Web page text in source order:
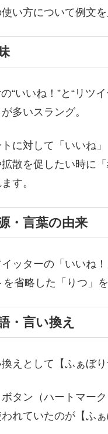
い方について例文
“いいね！”と“リ
多いスラング。
に対して「いいね
散を促したい時に
す。
・言葉の由来
イッターの「いいね
を省略した「りつ」
・言い換え
えとして【ふぁぼ
タン（ハートマー
れていたのが【ふぁ